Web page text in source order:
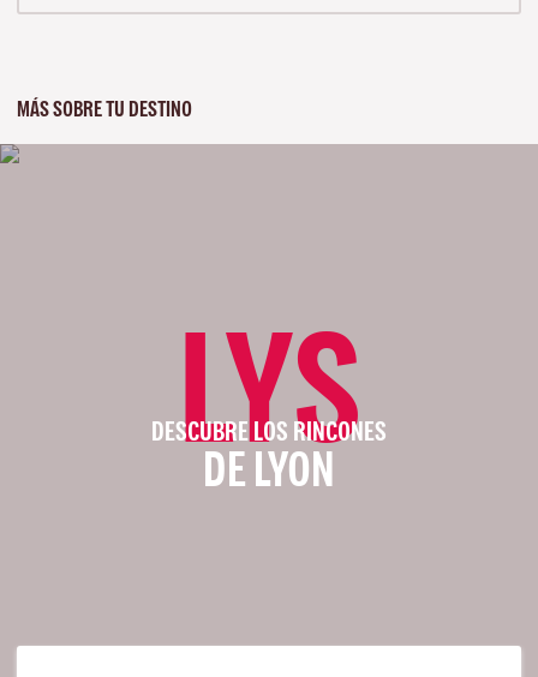
MÁS SOBRE TU DESTINO
LYS
DESCUBRE LOS RINCONES
DE LYON